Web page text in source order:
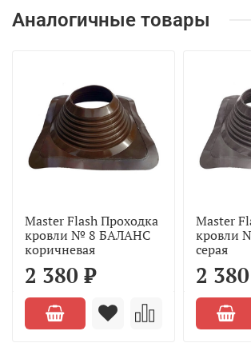
Аналогичные товары
Master Flash Проходка
кровли № 8 БАЛАНС
коричневая
2 380 ₽
Master
кровли
серая
2